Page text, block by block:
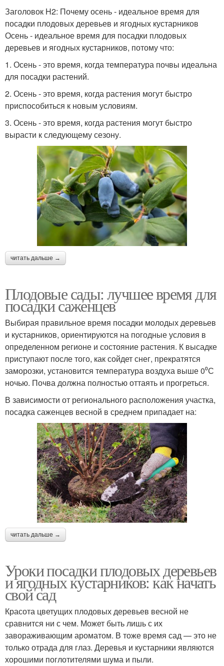
Заголовок H2: Почему осень - идеальное время для
посадки плодовых деревьев и ягодных кустарников
Осень - идеальное время для посадки плодовых
деревьев и ягодных кустарников, потому что:
1. Осень - это время, когда температура почвы идеальна
для посадки растений.
2. Осень - это время, когда растения могут быстро
приспособиться к новым условиям.
3. Осень - это время, когда растения могут быстро
вырасти к следующему сезону.
читать дальше →
Плодовые сады: лучшее время для
посадки саженцев
Выбирая правильное время посадки молодых деревьев
и кустарников, ориентируются на погодные условия в
определенном регионе и состояние растения. К высадке
приступают после того, как сойдет снег, прекратятся
заморозки, установится температура воздуха выше 0⁰С
ночью. Почва должна полностью оттаять и прогреться.
В зависимости от регионального расположения участка,
посадка саженцев весной в среднем припадает на:
читать дальше →
Уроки посадки плодовых деревьев
и ягодных кустарников: как начать
свой сад
Красота цветущих плодовых деревьев весной не
сравнится ни с чем. Может быть лишь с их
завораживающим ароматом. В тоже время сад — это не
только отрада для глаз. Деревья и кустарники являются
хорошими поглотителями шума и пыли.